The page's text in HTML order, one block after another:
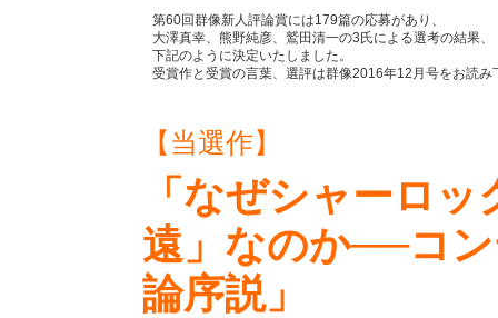
第60回群像新人評論賞には179篇の応募があり、
大澤真幸、熊野純彦、鷲田清一の3氏による選考の結果、
下記のように決定いたしました。
受賞作と受賞の言葉、選評は群像2016年12月号をお読み
【当選作】
「なぜシャーロ
遠」なのか──コ
論序説」